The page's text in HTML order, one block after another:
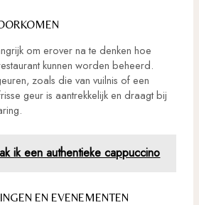
om erover na te denken hoe
kunnen worden beheerd.
zoals die van vuilnis of een
geur is aantrekkelijk en draagt ​​bij
ik een authentieke cappuccino
EN EVENEMENTEN